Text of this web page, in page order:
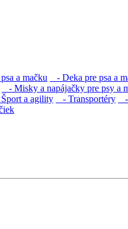
a mačku - Deka pre psa a
- Misky a napájačky pre psy a
a agility - Transportéry -